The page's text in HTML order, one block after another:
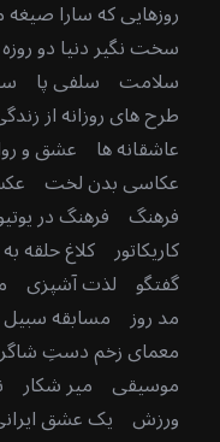
روزهایی که سارا
سخت نگیر دنیا دو روزه
سلامت سلفی پا
طرح های روزانه از
عاشقانه ها عشق و
عکاسی بدن لخت
فرهنگ فرهنگ در
کاریکاتور کلاغ حلقه به
گفتگو لذت آشپزی
مد روز مسابقه
معمای زخم دستِ
موسیقی میر شکار
ورزش یک عشق